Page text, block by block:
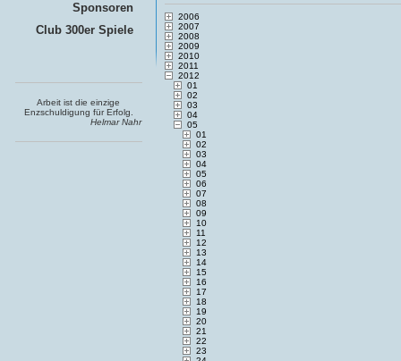
Sponsoren
Club 300er Spiele
Arbeit ist die einzige
Enzschuldigung für Erfolg.
Helmar Nahr
2006
2007
2008
2009
2010
2011
2012
01
02
03
04
05
01
02
03
04
05
06
07
08
09
10
11
12
13
14
15
16
17
18
19
20
21
22
23